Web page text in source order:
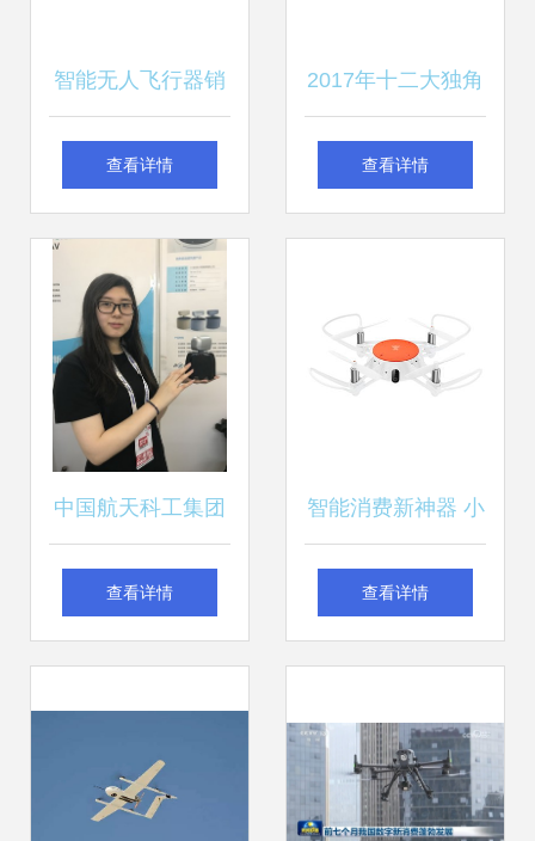
智能无人飞行器销
售指南 GPS智能定
场应用与选购要点
查看详情
2017年十二大独角
兽公司 成功的独角
查看详情
中国航天科工集团
智能无人飞行器销
查看详情
智能消费新神器 小
米发布399元高性
查看详情